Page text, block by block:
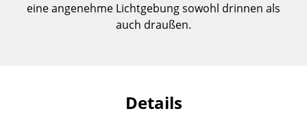
Beistell- & Rollcontainer
eine angenehme Lichtgebung sowohl drinnen als
auch draußen.
Details